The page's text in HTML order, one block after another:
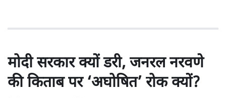
मोदी सरकार क्यों डरी, जनरल नरवणे
की किताब पर ‘अघोषित’ रोक क्यों?